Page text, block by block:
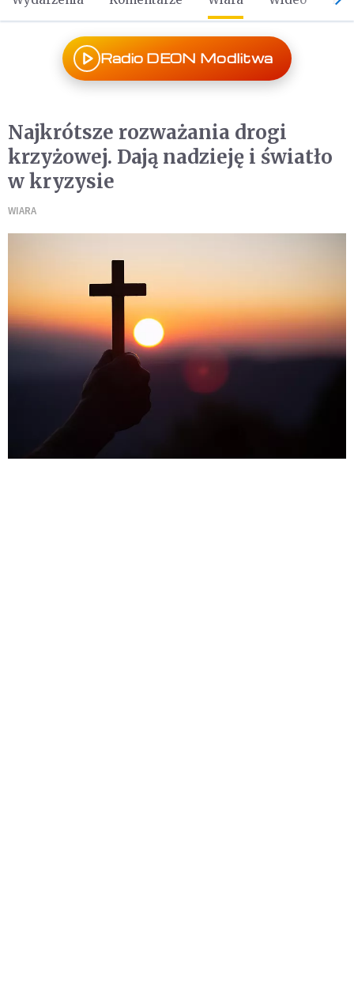
Radio DEON Modlitwa
Najkrótsze rozważania drogi
krzyżowej. Dają nadzieję i światło
w kryzysie
WIARA